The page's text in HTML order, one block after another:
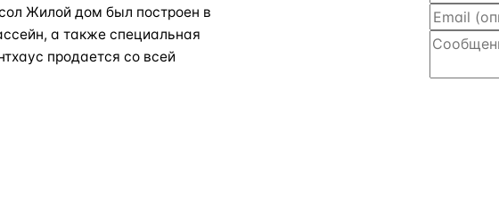
Жилой дом был построен в
а также специальная
продается со всей